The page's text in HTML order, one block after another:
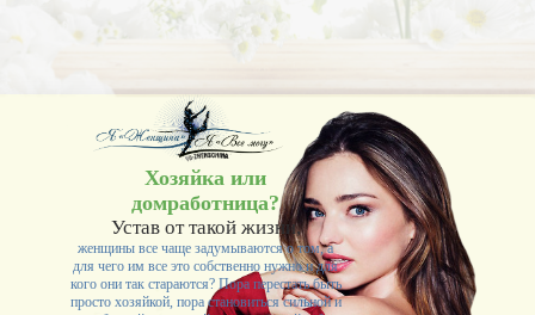
Хозяйка или
домработница?
Устав от такой жизни,
женщины все чаще задумываются о том, а
для чего им все это собственно нужно и для
кого они так стараются? Пора перестать быть
просто хозяйкой, пора становиться сильной и